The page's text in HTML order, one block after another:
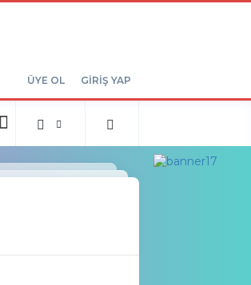
ÜYE OL GİRİŞ YAP
Kartal Haberleri